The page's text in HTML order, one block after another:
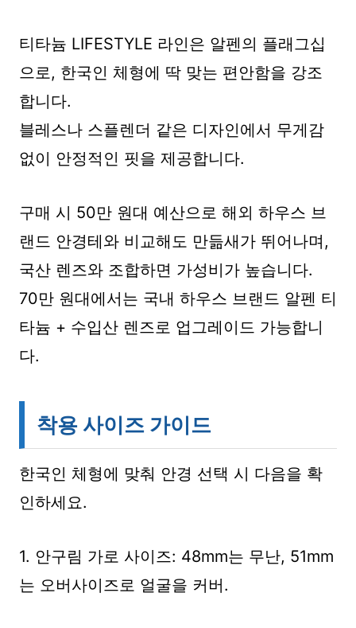
티타늄 LIFESTYLE 라인은 알펜의 플래그십
으로, 한국인 체형에 딱 맞는 편안함을 강조
합니다.
블레스나 스플렌더 같은 디자인에서 무게감
없이 안정적인 핏을 제공합니다.
구매 시 50만 원대 예산으로 해외 하우스 브
랜드 안경테와 비교해도 만듦새가 뛰어나며,
국산 렌즈와 조합하면 가성비가 높습니다.
70만 원대에서는 국내 하우스 브랜드 알펜 티
타늄 + 수입산 렌즈로 업그레이드 가능합니
다.
착용 사이즈 가이드
한국인 체형에 맞춰 안경 선택 시 다음을 확
인하세요.
1. 안구림 가로 사이즈: 48mm는 무난, 51mm
는 오버사이즈로 얼굴을 커버.